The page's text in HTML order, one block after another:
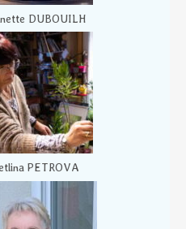
DUBOUILH
PETROVA